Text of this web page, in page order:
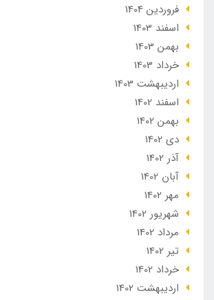
فروردین 1404
اسفند 1403
بهمن 1403
خرداد 1403
ارديبهشت 1403
اسفند 1402
بهمن 1402
دی 1402
آذر 1402
آبان 1402
مهر 1402
شهریور 1402
مرداد 1402
تير 1402
خرداد 1402
ارديبهشت 1402